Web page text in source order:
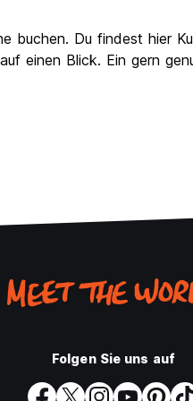
Du findest hier
einen Blick. Ein gern
Folgen Sie uns auf